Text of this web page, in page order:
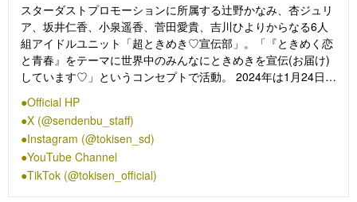
スターダストプロモーションに所属する辻野かなみ、杏ジュリ
ア、坂井仁香、小泉遥香、菅田愛貴、吉川ひよりからなる6人
組アイドルユニット「超ときめき♡宣伝部」。「『ときめく恋
と青春』をテーマに世界中のみんなにときめきを宣伝(お届け)
しています♡」というコンセプトで活動。 2024年は1月24日
(土)28日(日)には神奈川・横浜アリーナでワンマンライブ
2DAYSを開催した。その後、「ときめく恋と青春」に収録され
ているコレサワの提供曲「最上級にかわいいの！」がTikTok上
でヒット。7月から9月にかけてインドネシア・ジャカルタと韓
国・ソウルでの海外公演を含むライブツアーを開催し、12月4
日にニューアルバム「ときめきルールブック」をリリースし
Official HP
X (@sendenbu_staff)
Instagram (@tokisen_sd)
YouTube Channel
TikTok (@tokisen_official)